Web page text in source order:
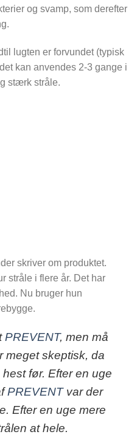
og svamp, som derefter
lugten er forvundet (typisk
kan anvendes 2-3 gange i
stærk stråle.
skriver om produktet.
stråle i flere år. Det har
Nu bruger hun
PREVENT, men må
meget skeptisk, da
før. Efter en uge
PREVENTvar der
Efter en uge mere
at hele.